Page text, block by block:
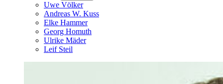
Uwe Völker
Andreas W. Kuss
Elke Hammer
Georg Homuth
Ulrike Mäder
Leif Steil